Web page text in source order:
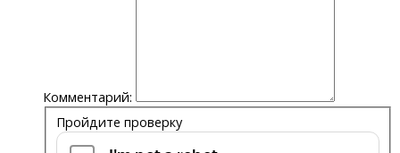
Комментарий:
Пройдите проверку